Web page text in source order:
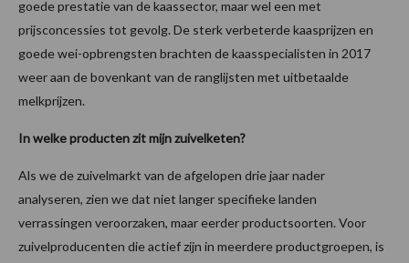
goede prestatie van de kaassector, maar wel een met
prijsconcessies tot gevolg. De sterk verbeterde kaasprijzen en
goede wei-opbrengsten brachten de kaasspecialisten in 2017
weer aan de bovenkant van de ranglijsten met uitbetaalde
melkprijzen.
In welke producten zit mijn zuivelketen?
Als we de zuivelmarkt van de afgelopen drie jaar nader
analyseren, zien we dat niet langer specifieke landen
verrassingen veroorzaken, maar eerder productsoorten. Voor
zuivelproducenten die actief zijn in meerdere productgroepen, is